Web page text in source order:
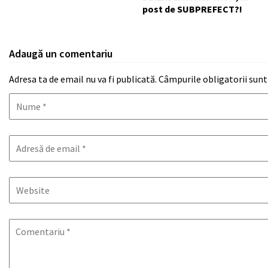
post de SUBPREFECT?!
Adaugă un comentariu
Adresa ta de email nu va fi publicată. Câmpurile obligatorii sunt